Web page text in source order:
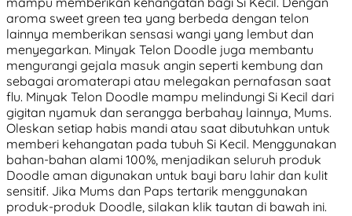
aroma sweet green tea yang berbeda dengan telon
lainnya memberikan sensasi wangi yang lembut dan
menyegarkan. Minyak Telon Doodle juga membantu
mengurangi gejala masuk angin seperti kembung dan
sebagai aromaterapi atau melegakan pernafasan saat
flu. Minyak Telon Doodle mampu melindungi Si Kecil dari
gigitan nyamuk dan serangga berbahay lainnya, Mums.
Oleskan setiap habis mandi atau saat dibutuhkan untuk
memberi kehangatan pada tubuh Si Kecil. Menggunakan
bahan-bahan alami 100%, menjadikan seluruh produk
Doodle aman digunakan untuk bayi baru lahir dan kulit
sensitif. Jika Mums dan Paps tertarik menggunakan
produk-produk Doodle, silakan klik tautan di bawah ini.